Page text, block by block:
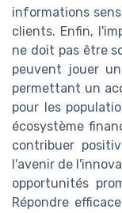
informations
clients. Enfin,
ne doit pas être
peuvent jouer
permettant un
pour les
écosystème
contribuer
l'avenir de
opportunités
Répondre